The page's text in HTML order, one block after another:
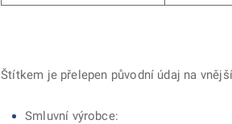
Štítkem je přelepen původní údaj na
Smluvní výrobce: